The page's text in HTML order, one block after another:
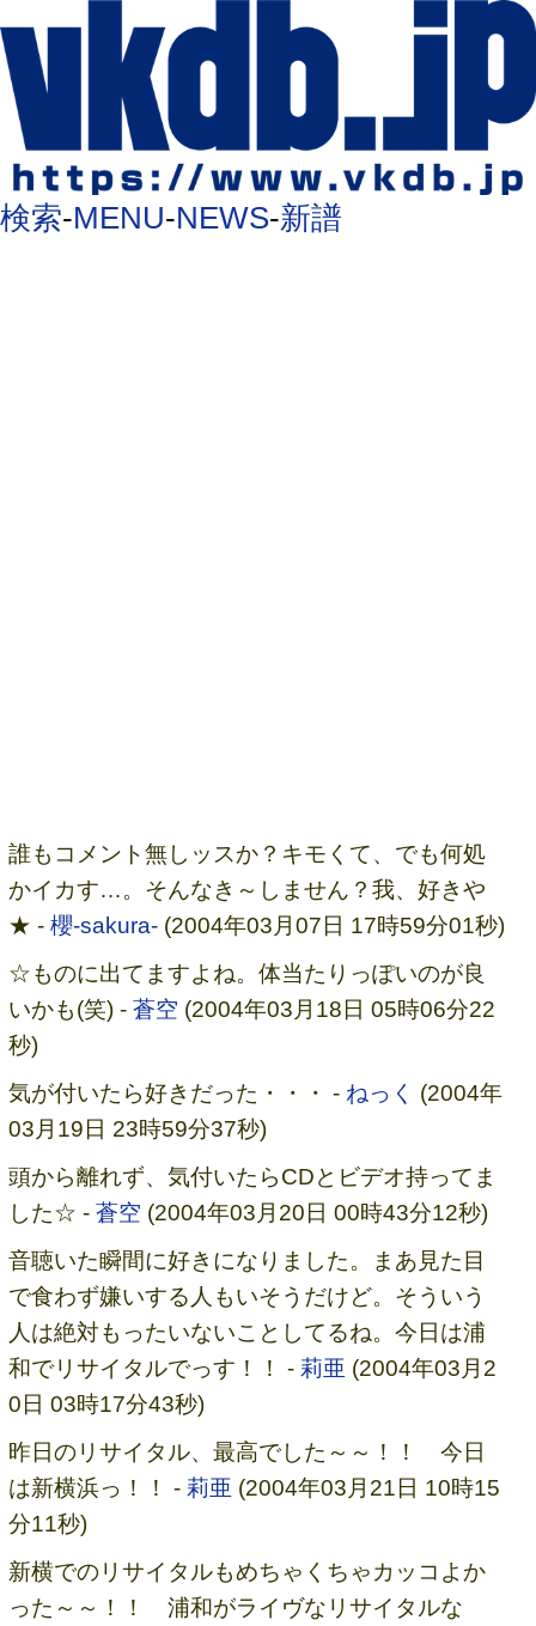
検索-MENU-NEWS-新譜
誰もコメント無しッスか？キモくて、でも何処
かイカす…。そんなき～しません？我、好きや
★ - 櫻-sakura- (2004年03月07日 17時59分01秒)
☆ものに出てますよね。体当たりっぽいのが良
いかも(笑) - 蒼空 (2004年03月18日 05時06分22
秒)
気が付いたら好きだった・・・ - ねっく
(2004年
03月19日 23時59分37秒)
頭から離れず、気付いたらCDとビデオ持ってま
した☆ - 蒼空 (2004年03月20日 00時43分12秒)
音聴いた瞬間に好きになりました。まあ見た目
で食わず嫌いする人もいそうだけど。そういう
人は絶対もったいないことしてるね。今日は浦
和でリサイタルでっす！！ - 莉亜 (2004年03月2
0日 03時17分43秒)
昨日のリサイタル、最高でした～～！！ 今日
は新横浜っ！！ - 莉亜 (2004年03月21日 10時15
分11秒)
新横でのリサイタルもめちゃくちゃカッコよか
った～～！！ 浦和がライヴなリサイタルな